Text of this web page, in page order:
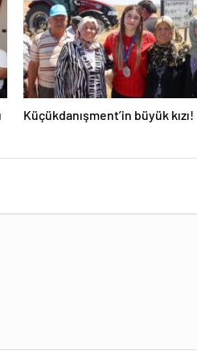
Küçükdanışment’in büyük kızı!